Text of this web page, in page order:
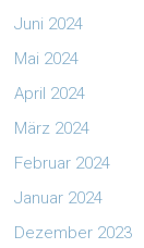
Juni 2024
Mai 2024
April 2024
März 2024
Februar 2024
Januar 2024
Dezember 2023